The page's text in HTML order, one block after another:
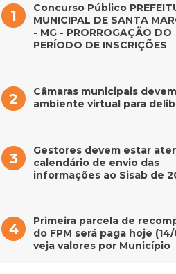
Concurso Público
MUNICIPAL DE SANTA
- MG - PRORROGAÇÃO DO
PERÍODO DE INSCRIÇÕES
Câmaras municipais
ambiente virtual para
Gestores devem estar
calendário de envio das
informações ao Sisab de
Primeira parcela de
do FPM será paga hoje
veja valores por Município